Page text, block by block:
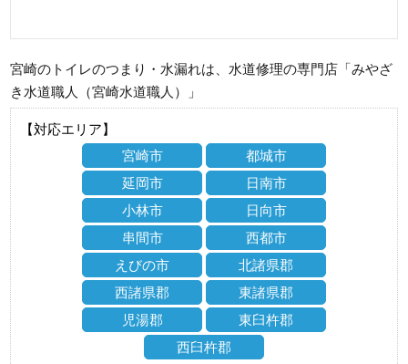
宮崎のトイレのつまり・水漏れは、水道修理の専門店「みやざ
き水道職人（宮崎水道職人）」
【対応エリア】
宮崎市
都城市
延岡市
日南市
小林市
日向市
串間市
西都市
えびの市
北諸県郡
西諸県郡
東諸県郡
児湯郡
東臼杵郡
西臼杵郡